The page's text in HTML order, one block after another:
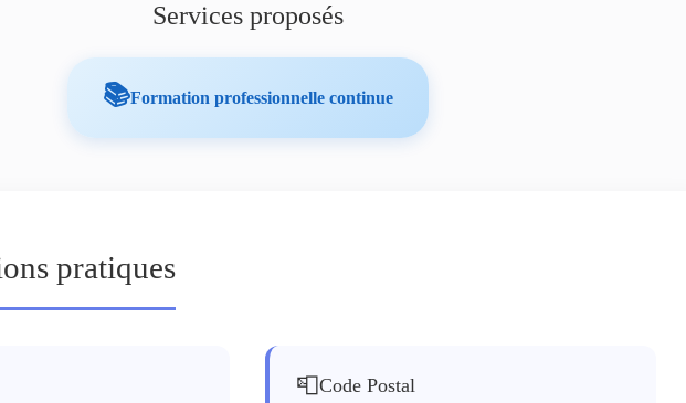
Services proposés
📚Formation professionnelle continue
pratiques
📮Code Postal